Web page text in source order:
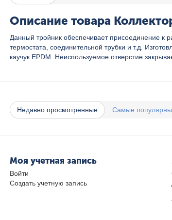
Описание товара
Данный тройник обеспечивает присоединение к
термостата, соединительной трубки и т.д.
каучук EPDM. Неиспользуемое отверстие
Недавно просмотренные Самые
Моя учетная запись
Войти
Создать учетную запись